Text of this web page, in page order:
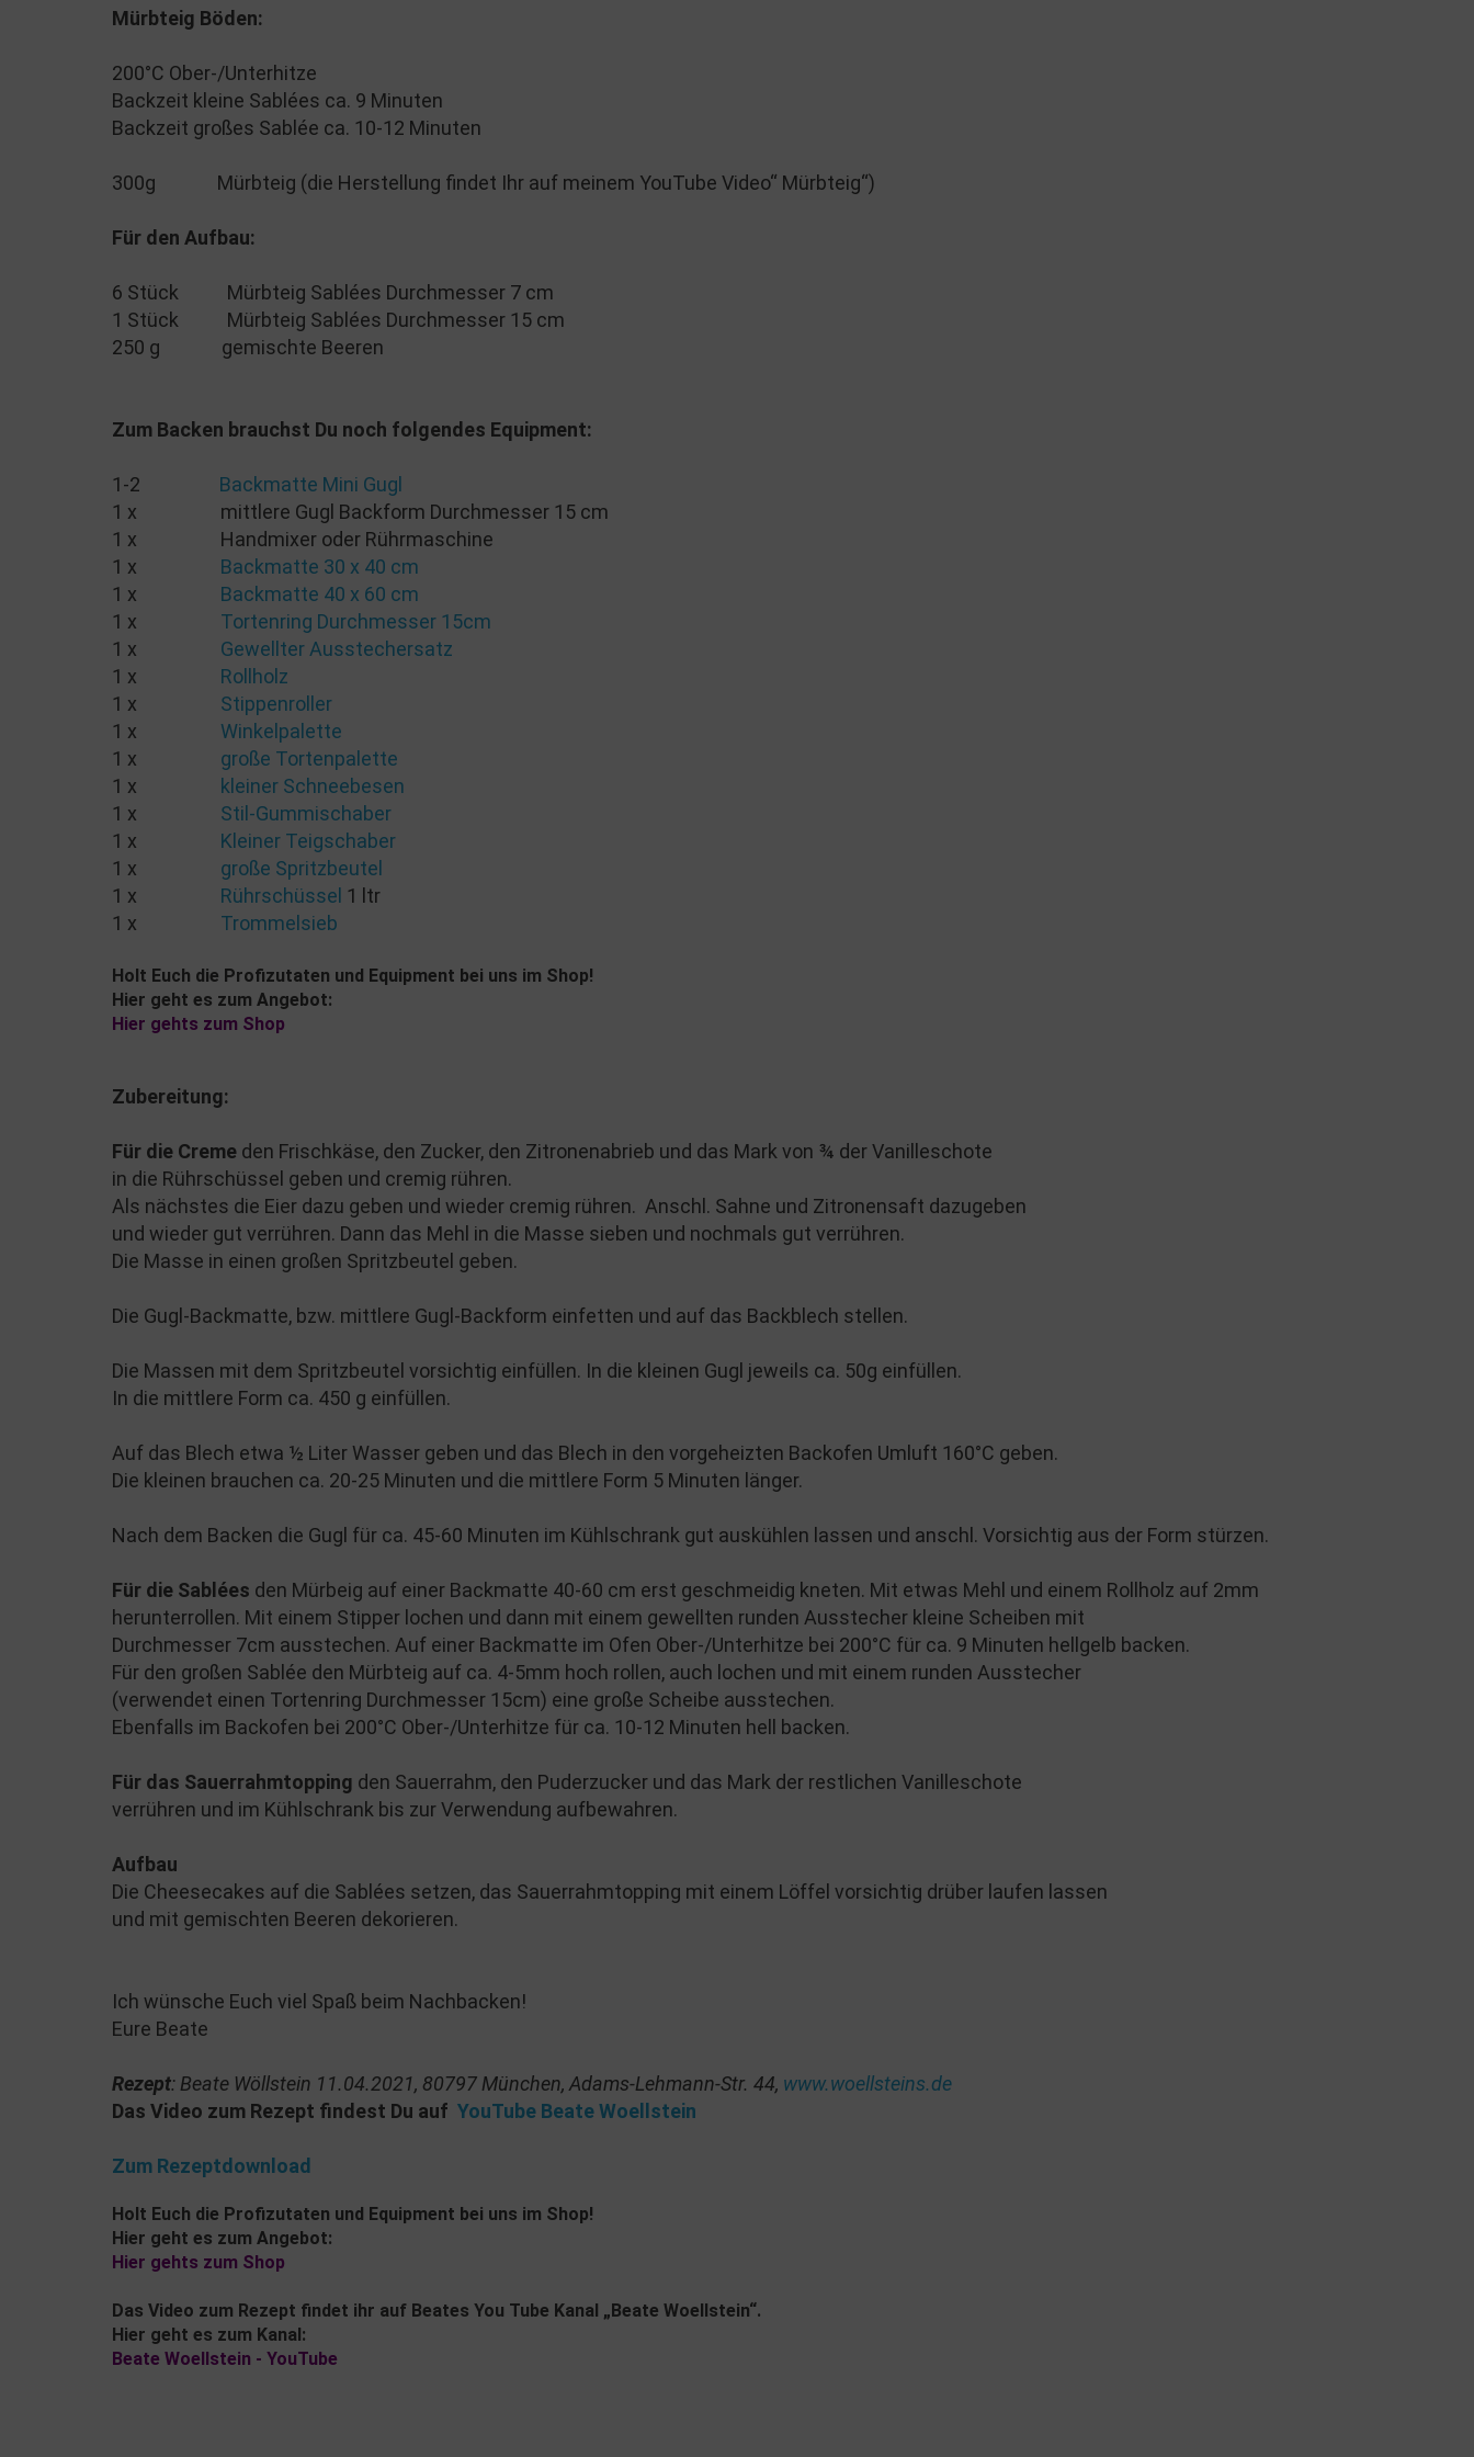
Mürbteig Böden:
200°C Ober-/Unterhitze
Backzeit kleine Sablées ca. 9 Minuten
Backzeit großes Sablée ca. 10-12 Minuten
300g Mürbteig (die Herstellung findet Ihr auf meinem YouTube Video“ Mürbteig“)
Für den Aufbau:
6 Stück Mürbteig Sablées Durchmesser 7 cm
1 Stück Mürbteig Sablées Durchmesser 15 cm
250 g gemischte Beeren
Zum Backen brauchst Du noch folgendes Equipment:
1-2 Backmatte Mini Gugl
1 x mittlere Gugl Backform Durchmesser 15 cm
1 x Handmixer oder Rührmaschine
1 x Backmatte 30 x 40 cm
1 x Backmatte 40 x 60 cm
1 x Tortenring Durchmesser 15cm
1 x Gewellter Ausstechersatz
1 x Rollholz
1 x Stippenroller
1 x Winkelpalette
1 x große Tortenpalette
1 x kleiner Schneebesen
1 x Stil-Gummischaber
1 x Kleiner Teigschaber
1 x große Spritzbeutel
1 x Rührschüssel 1 ltr
1 x Trommelsieb
Holt Euch die Profizutaten und Equipment bei uns im Shop!
Hier geht es zum Angebot:
Hier gehts zum Shop
Zubereitung:
Für die Creme den Frischkäse, den Zucker, den Zitronenabrieb und das Mark von ¾ der Vanilleschote
in die Rührschüssel geben und cremig rühren.
Als nächstes die Eier dazu geben und wieder cremig rühren. Anschl. Sahne und Zitronensaft dazugeben
und wieder gut verrühren. Dann das Mehl in die Masse sieben und nochmals gut verrühren.
Die Masse in einen großen Spritzbeutel geben.
Die Gugl-Backmatte, bzw. mittlere Gugl-Backform einfetten und auf das Backblech stellen.
Die Massen mit dem Spritzbeutel vorsichtig einfüllen. In die kleinen Gugl jeweils ca. 50g einfüllen.
In die mittlere Form ca. 450 g einfüllen.
Auf das Blech etwa ½ Liter Wasser geben und das Blech in den vorgeheizten Backofen Umluft 160°C geben.
Die kleinen brauchen ca. 20-25 Minuten und die mittlere Form 5 Minuten länger.
Nach dem Backen die Gugl für ca. 45-60 Minuten im Kühlschrank gut auskühlen lassen und anschl. Vorsichtig aus der Form stürzen.
Für die Sablées den Mürbeig auf einer Backmatte 40-60 cm erst geschmeidig kneten. Mit etwas Mehl und einem Rollholz auf 2mm
herunterrollen. Mit einem Stipper lochen und dann mit einem gewellten runden Ausstecher kleine Scheiben mit
Durchmesser 7cm ausstechen. Auf einer Backmatte im Ofen Ober-/Unterhitze bei 200°C für ca. 9 Minuten hellgelb backen.
Für den großen Sablée den Mürbteig auf ca. 4-5mm hoch rollen, auch lochen und mit einem runden Ausstecher
(verwendet einen Tortenring Durchmesser 15cm) eine große Scheibe ausstechen.
Ebenfalls im Backofen bei 200°C Ober-/Unterhitze für ca. 10-12 Minuten hell backen.
Für das Sauerrahmtopping den Sauerrahm, den Puderzucker und das Mark der restlichen Vanilleschote
verrühren und im Kühlschrank bis zur Verwendung aufbewahren.
Aufbau
Die Cheesecakes auf die Sablées setzen, das Sauerrahmtopping mit einem Löffel vorsichtig drüber laufen lassen
und mit gemischten Beeren dekorieren.
Ich wünsche Euch viel Spaß beim Nachbacken!
Eure Beate
Rezept: Beate Wöllstein 11.04.2021, 80797 München, Adams-Lehmann-Str. 44, www.woellsteins.de
Das Video zum Rezept findest Du auf YouTube Beate Woellstein
Zum Rezeptdownload
Holt Euch die Profizutaten und Equipment bei uns im Shop!
Hier geht es zum Angebot:
Hier gehts zum Shop
Das Video zum Rezept findet ihr auf Beates You Tube Kanal „Beate Woellstein“.
Hier geht es zum Kanal:
Beate Woellstein - YouTube